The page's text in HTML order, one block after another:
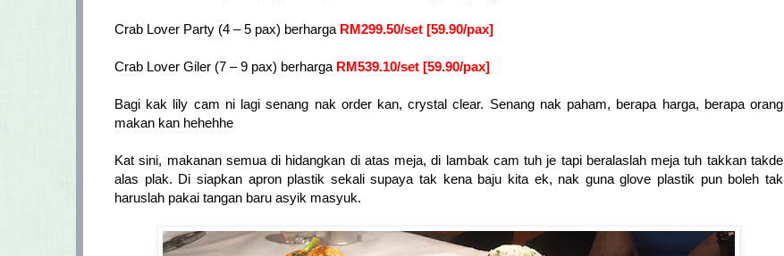
Crab Lover Party (4 – 5 pax) berharga RM299.50/set [59.90/pax]
Crab Lover Giler (7 – 9 pax) berharga RM539.10/set [59.90/pax]
Bagi kak lily cam ni lagi senang nak order kan, crystal clear. Senang nak paham, berapa harga, berapa orang
makan kan hehehhe
Kat sini, makanan semua di hidangkan di atas meja, di lambak cam tuh je tapi beralaslah meja tuh takkan takde
alas plak. Di siapkan apron plastik sekali supaya tak kena baju kita ek, nak guna glove plastik pun boleh tak
haruslah pakai tangan baru asyik masyuk.